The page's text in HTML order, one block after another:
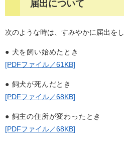
届出について
次のような時は、すみやかに届出をし
● 犬を飼い始めたと
[PDFファイル／61KB]
● 飼犬が死んだと
[PDFファイル／68KB]
● 飼主の住所が変わった
[PDFファイル／68KB]